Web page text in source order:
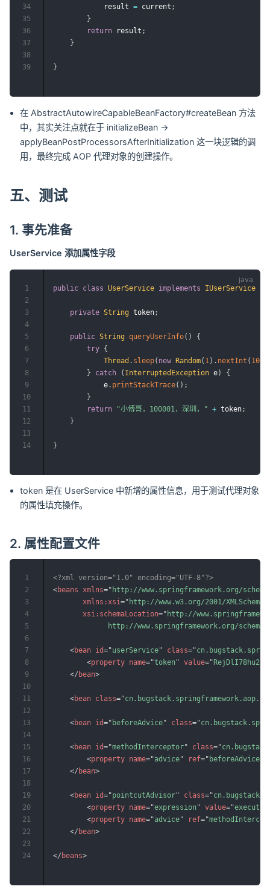
            result
= current ;
}
return result ;
}
}
34
35
36
37
38
39
在 AbstractAutowireCapableBeanFactory#createBean 方法
中，其实关注点就在于 initializeBean ->
applyBeanPostProcessorsAfterInitialization 这一块逻辑的调
用，最终完成 AOP 代理对象的创建操作。
五、测试
1. 事先准备
UserService 添加属性字段
public class UserService implements IUserService
private String token ;
public String queryUserInfo( )
{
try {
Thread . sleep( new Random( 1 ) . nextInt ( 100
}
catch ( InterruptedException e)
{
            e
. printStackTrace( ) ;
}
return
"小傅哥，100001，深圳，" + token ;
}
}
1
2
3
4
5
6
7
8
9
10
11
12
13
14
token 是在 UserService 中新增的属性信息，用于测试代理对象
的属性填充操作。
2. 属性配置文件
<?xml version="1.0" encoding="UTF-8"?>
<beans xmlns=" http://www.springframework.org/
xmlns:xsi=" http://www.w3.org/2001/
xsi: schemaLocation=" http://
http://www.springframework.org/
<bean id="userService" class="
<property name="token" value="
</ bean>
<bean class="
<bean id=" beforeAdvice" class="
<bean id="methodInterceptor" class="
<property name="advice" ref=" beforeAdvice
</ bean>
<bean id="pointcutAdvisor" class="
<property name="expression" value="
<property name="advice" ref="
</ bean>
</ beans>
1
2
3
4
5
6
7
8
9
10
11
12
13
14
15
16
17
18
19
20
21
22
23
24